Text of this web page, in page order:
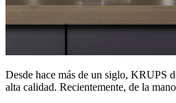
Desde hace más de un siglo, KRUPS
alta calidad. Recientemente, de la